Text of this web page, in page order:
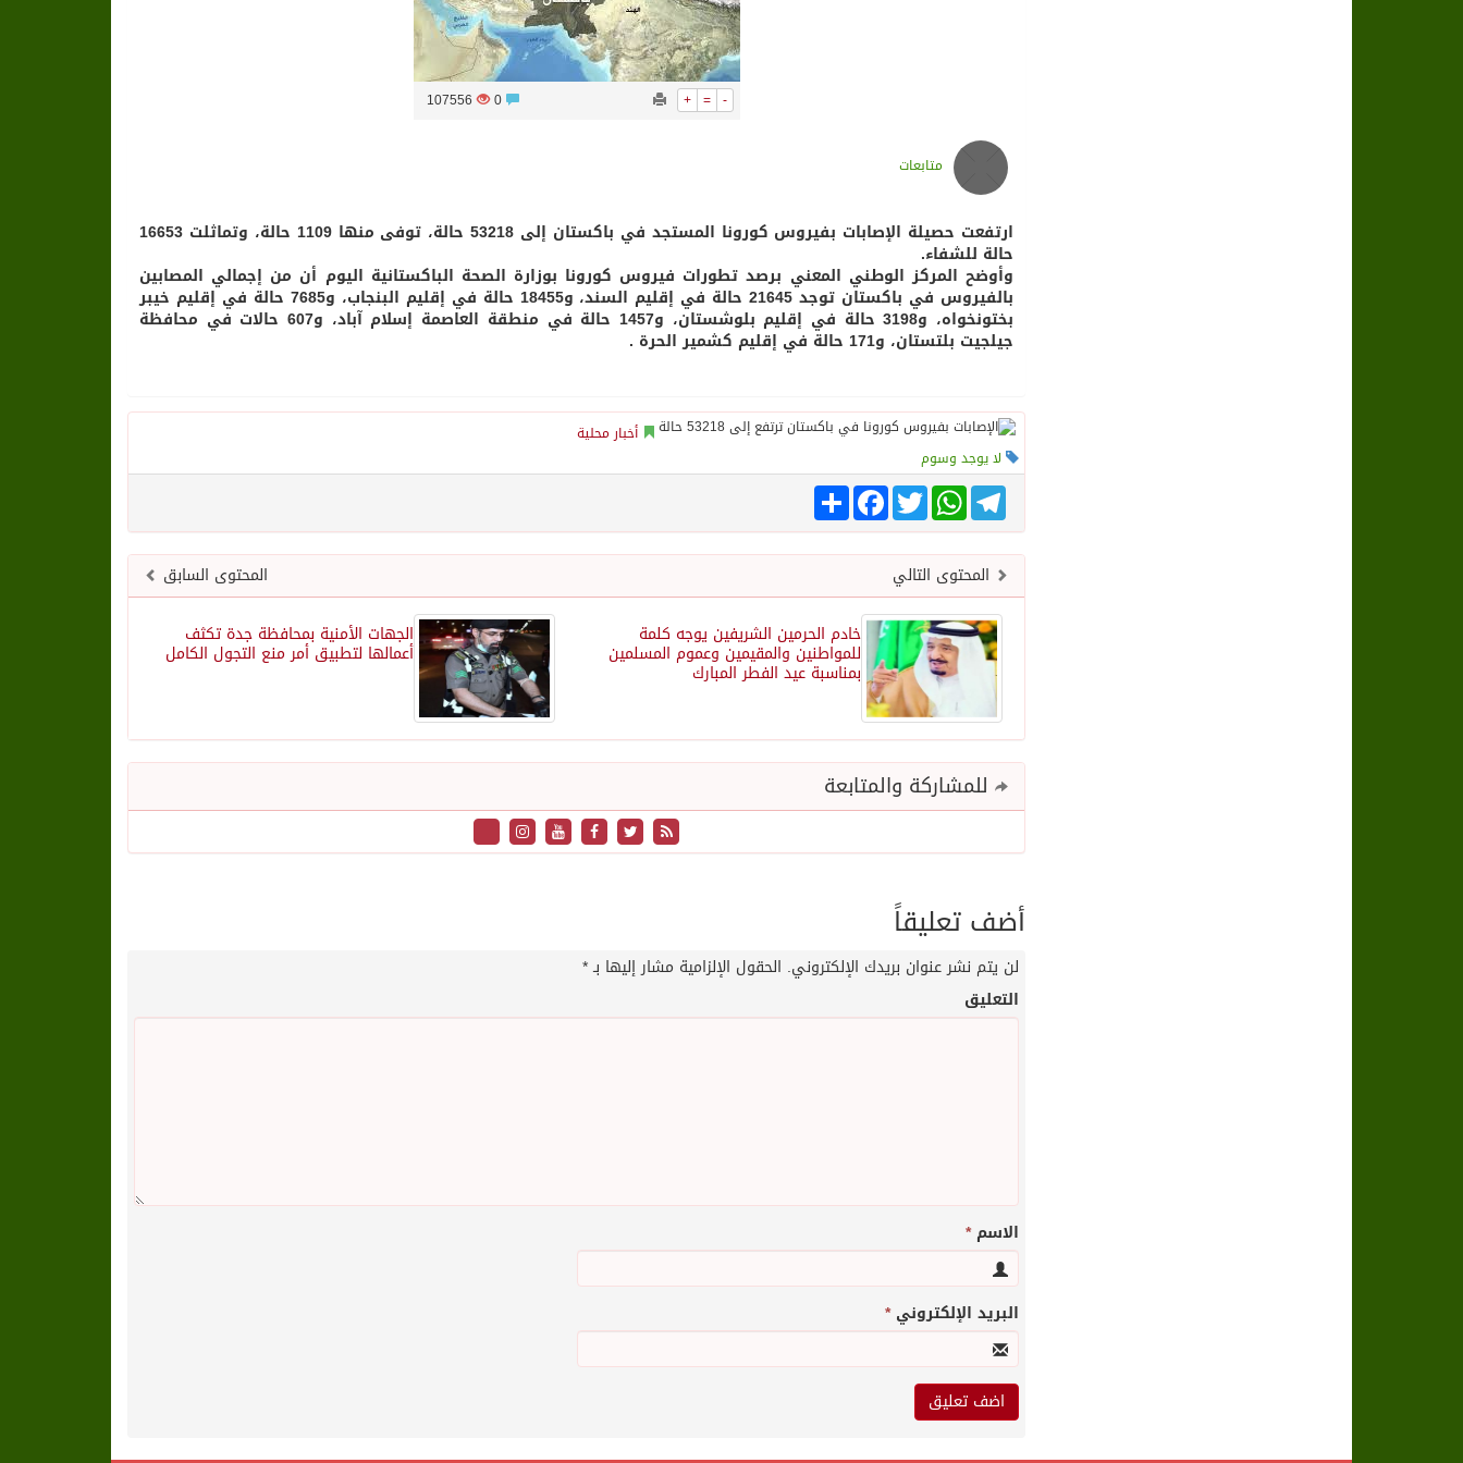
سراة عبيدة ضمن المراكز الأفضل إعلاميا في أجاويد عسير والثاني في مسار الثقافة والتراث
وزارة الحج والعمرة تعلن بدء وصول ضيوف الرحمن إلى المملكة لأداء فريضة الحج
المملكة تؤكد أهمية استمرارية العمليات التشغيلية البحرية وضمان حماية إمدادات الطاقة وسلاسل الإمداد
المحكمة العليا غدٍ الخميس هو المكمل لشهر رمضان
+ = -
0
107556
متابعات
ارتفعت حصيلة الإصابات بفيروس كورونا المستجد في باكستان إلى 53218 حالة، توفى منها 1109 حالة، وتماثلت 16653
حالة للشفاء.
وأوضح المركز الوطني المعني برصد تطورات فيروس كورونا بوزارة الصحة الباكستانية اليوم أن من إجمالي المصابين
بالفيروس في باكستان توجد 21645 حالة في إقليم السند، و18455 حالة في إقليم البنجاب، و7685 حالة في إقليم خيبر
بختونخواه، و3198 حالة في إقليم بلوشستان، و1457 حالة في منطقة العاصمة إسلام آباد، و607 حالات في محافظة
جيلجيت بلتستان، و171 حالة في إقليم كشمير الحرة .
أخبار محلية
لا يوجد وسوم
انشر
FacebookTwitter
WhatsAppTelegram
المحتوى السابق
المحتوى التالي
الجهات الأمنية بمحافظة جدة تكثف
أعمالها لتطبيق أمر منع التجول الكامل
خادم الحرمين الشريفين يوجه كلمة
للمواطنين والمقيمين وعموم المسلمين
بمناسبة عيد الفطر المبارك
للمشاركة والمتابعة
أضف تعليقاً
لن يتم نشر عنوان بريدك الإلكتروني. الحقول الإلزامية مشار إليها بـ*
التعليق
الاسم*
البريد الإلكتروني*